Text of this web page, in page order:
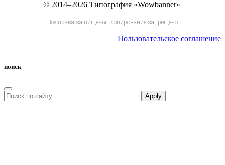
© 2014–2026 Типография «Wowbanner»
Все права защищены. Копирование запрещено
Пользовательское соглашение
поиск